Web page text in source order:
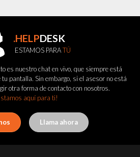
.HELPDESK
ESTAMOS PARATÚ
es nuestro chat en vivo, que siempre está
pantalla. Sin embargo, si el asesor no está
otra forma de contacto con nosotros.
aquí para ti!
Llama ahora